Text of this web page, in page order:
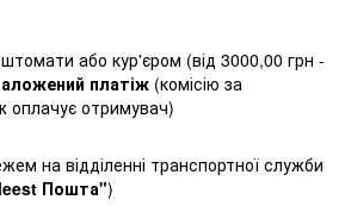
або кур'єром (від 3000,00 грн -
платіж (комісію за
оплачує отримувач)
на відділенні транспортної служби
Пошта")